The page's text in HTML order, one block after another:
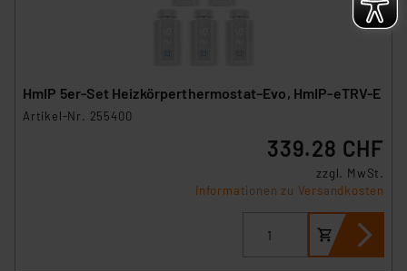
HmIP 5er-Set Heizkörperthermostat–Evo, HmIP-eTRV-E
Artikel-Nr. 255400
339.28 CHF
zzgl. MwSt.
Informationen zu Versandkosten